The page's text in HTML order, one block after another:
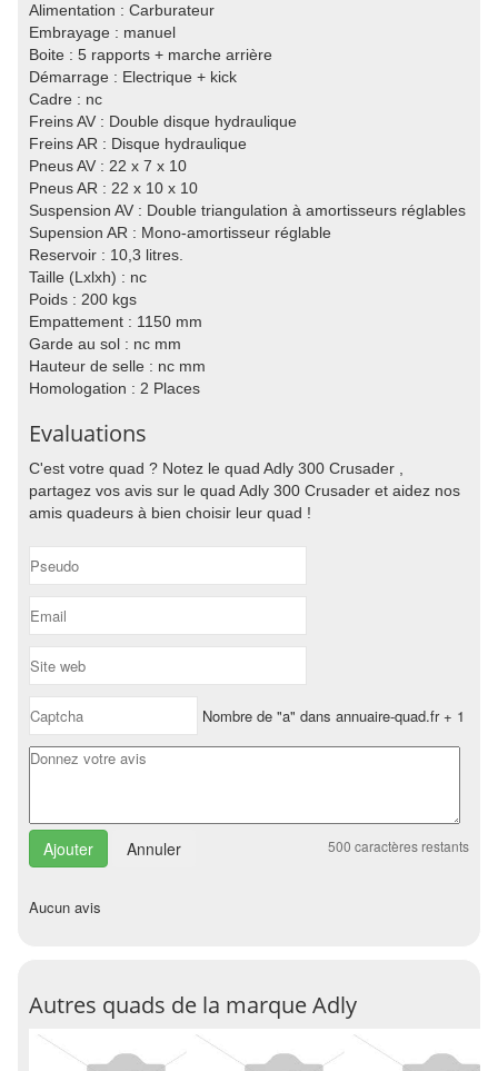
Alimentation : Carburateur
Embrayage : manuel
Boite : 5 rapports + marche arrière
Démarrage : Electrique + kick
Cadre : nc
Freins AV : Double disque hydraulique
Freins AR : Disque hydraulique
Pneus AV : 22 x 7 x 10
Pneus AR : 22 x 10 x 10
Suspension AV : Double triangulation à amortisseurs réglables
Supension AR : Mono-amortisseur réglable
Reservoir : 10,3 litres.
Taille (Lxlxh) : nc
Poids : 200 kgs
Empattement : 1150 mm
Garde au sol : nc mm
Hauteur de selle : nc mm
Homologation : 2 Places
Evaluations
C'est votre quad ? Notez le quad Adly 300 Crusader ,
partagez vos avis sur le quad Adly 300 Crusader et aidez nos
amis quadeurs à bien choisir leur quad !
Nombre de "a" dans annuaire-quad.fr + 1
Annuler 500 caractères restants
Aucun avis
Autres quads de la marque Adly